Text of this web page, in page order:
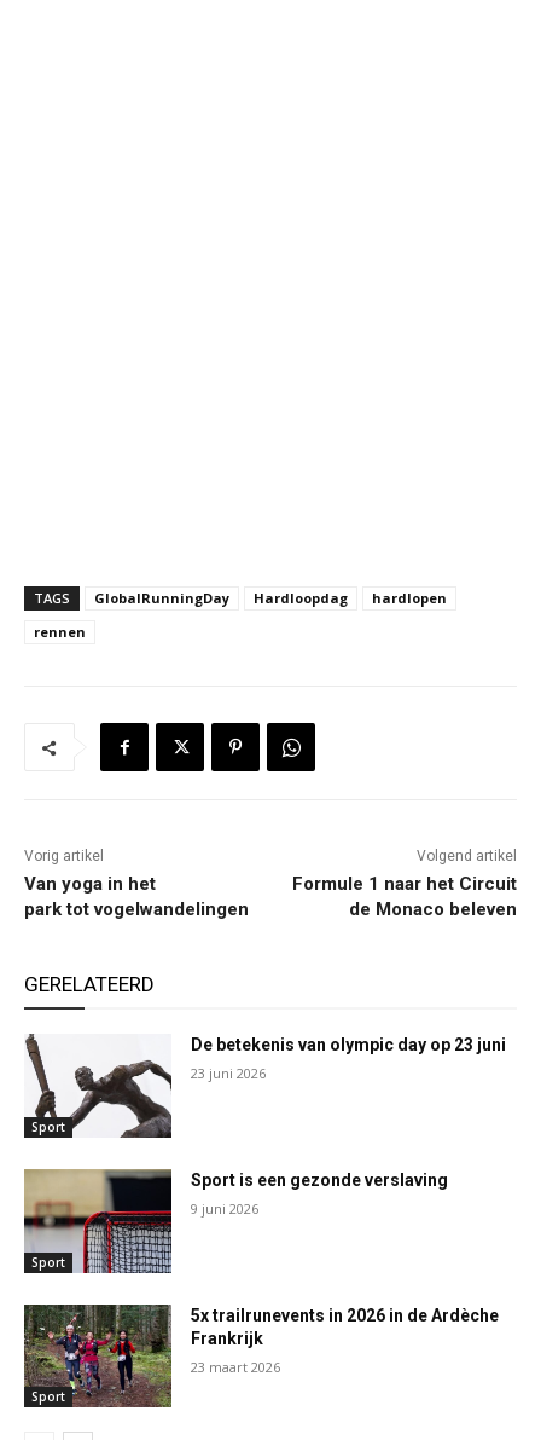
TAGS GlobalRunningDay Hardloopdag
hardlopen
rennen
Vorig artikel
Van yoga in het
park tot vogelwandelingen
Volgend artikel
Formule 1 naar het Circuit
de Monaco beleven
GERELATEERD
Sport
De betekenis van olympic day op 23 juni
23 juni 2026
Sport
Sport is een gezonde verslaving
9 juni 2026
Sport
5x trailrunevents in 2026 in de Ardèche
Frankrijk
23 maart 2026